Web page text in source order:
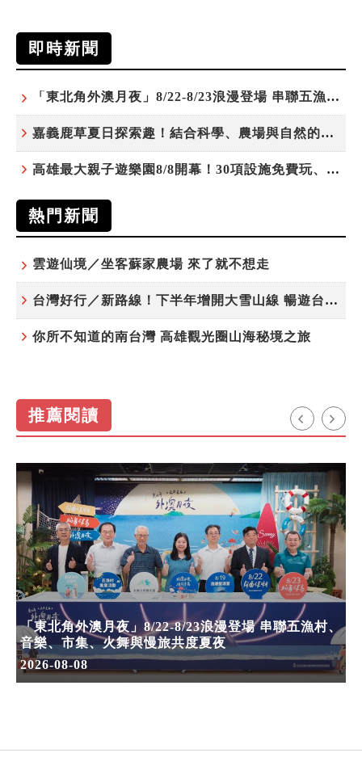
即時新聞
「東北角外澳月夜」8/22-8/23浪漫登場 串聯五漁村、音樂、市集、火舞與慢旅共度夏夜
嘉義鹿草夏日探索趣！結合科學、農場與自然的親子小旅行
高雄最大親子遊樂園8/8開幕！30項設施免費玩、YOYO家族嗨翻暑假
熱門新聞
雲遊仙境／坐客蘇家農場 來了就不想走
台灣好行／新路線！下半年增開大雪山線 暢遊台中更便利
你所不知道的南台灣 高雄觀光圈山海秘境之旅
推薦閱讀
「東北角外澳月夜」8/22-8/23浪漫登場 串聯五漁村、
音樂、市集、火舞與慢旅共度夏夜
2026-08-08